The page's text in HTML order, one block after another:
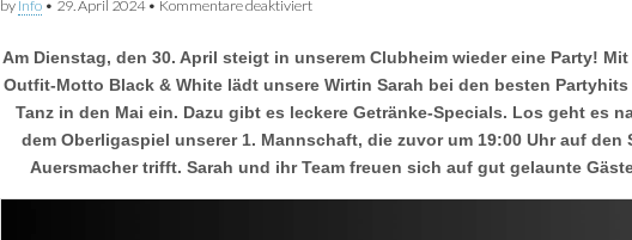
by Info • 29. April 2024• Kommentare deaktiviertfür
am
30.
Tanz
in
den
Mai!
Am Dienstag, den 30. April steigt in unserem Clubheim wieder eine Party! Mit
Outfit-Motto Black & White lädt unsere Wirtin Sarah bei den besten Partyhits
Tanz in den Mai ein. Dazu gibt es leckere Getränke-Specials. Los geht es
dem Oberligaspiel unserer 1. Mannschaft, die zuvor um 19:00 Uhr auf den
Auersmacher trifft. Sarah und ihr Team freuen sich auf gut gelaunte